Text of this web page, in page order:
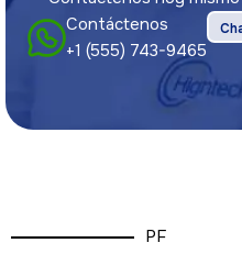
Contáctenos
+1 (555) 743-9465
PF